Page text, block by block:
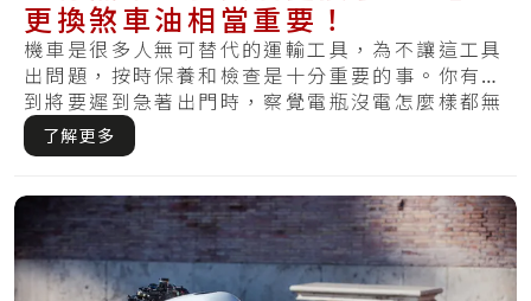
更換煞車油相當重要！
機車是很多人無可替代的運輸工具，為不讓這工具
出問題，按時保養和檢查是十分重要的事。你有遇
到將要遲到急著出門時，察覺電瓶沒電怎麼樣都無
法開.....
了解更多